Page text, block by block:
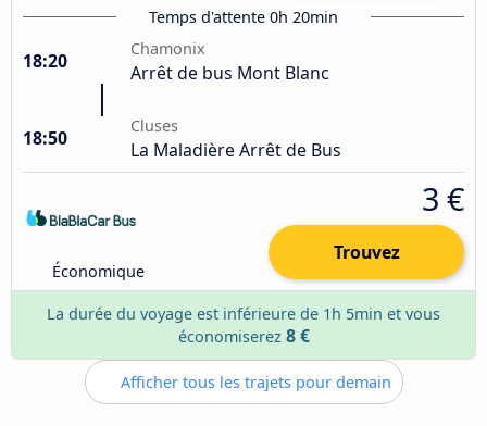
Temps d'attente 0h 20min
18:20
Chamonix
Arrêt de bus Mont Blanc
18:50
Cluses
La Maladière Arrêt de Bus
Économique
3 €
Trouvez
La durée du voyage est inférieure de 1h 5min et vous
économiserez 8 €
Afficher tous les trajets pour demain